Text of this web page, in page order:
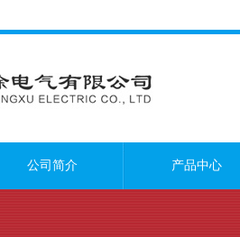
公司简介 产品中心